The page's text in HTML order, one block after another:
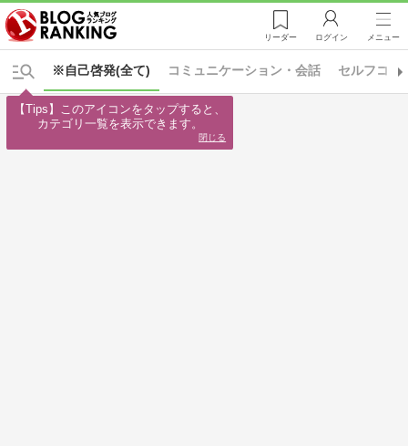
リーダー ログイン メニュー
※自己啓発(全て) コミュニケーション・会話 セルフコン
【Tips】このアイコンをタップすると、
カテゴリ一覧を表示できます。
閉じる